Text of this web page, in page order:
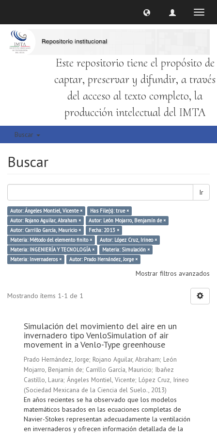
Este repositorio tiene el propósito de
captar, preservar y difundir, a través
del acceso al texto completo, la
producción intelectual del IMTA
Buscar
Buscar
Ir
Autor: Ángeles Montiel, Vicente ×
Has File(s): true ×
Autor: Rojano Aguilar, Abraham ×
Autor: León Mojarro, Benjamín de ×
Autor: Carrillo García, Mauricio ×
Fecha: 2013 ×
Materia: Método del elemento finito ×
Autor: López Cruz, Irineo ×
Materia: INGENIERÍA Y TECNOLOGÍA ×
Materia: Simulación ×
Materia: Invernaderos ×
Autor: Prado Hernández, Jorge ×
Mostrar filtros avanzados
Mostrando ítems 1-1 de 1
Simulación del movimiento del aire en un
invernadero tipo VenloSimulation of air
movement in a Venlo-Type greenhouse
Prado Hernández, Jorge; Rojano Aguilar, Abraham; León
Mojarro, Benjamín de; Carrillo García, Mauricio; Ibañez
Castillo, Laura; Ángeles Montiel, Vicente; López Cruz, Irineo
(Sociedad Mexicana de la Ciencia del Suelo., 2013)
En años recientes se ha observado que los modelos
matemáticos basados en las ecuaciones completas de
Navier-Stokes representan adecuadamente la ventilación
en invernaderos y ofrecen información detallada de la